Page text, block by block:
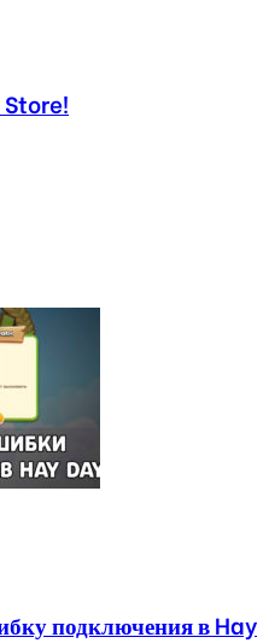
Store!
подключения в Hay